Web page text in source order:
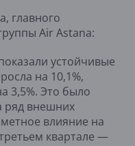
главного
Air Astana:
устойчивые
на 10,1%,
3,5%. Это было
ряд внешних
влияние на
квартале —